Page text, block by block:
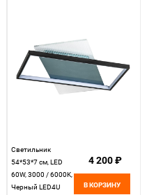
Светильник
54*53*7 см, LED
60W, 3000 / 6000K,
Черный LED4U
4 200 ₽
В КОРЗИНУ